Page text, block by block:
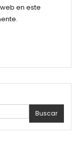
en este
Buscar